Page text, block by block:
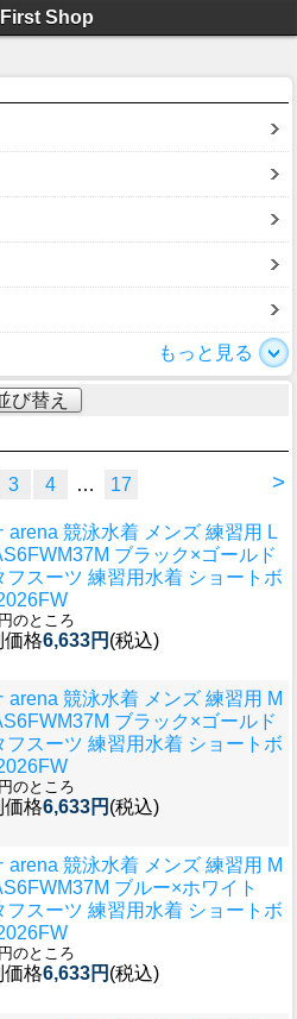
First Shop
もっと見る
び替え
>
3 4 … 17
arena 競泳水着 メンズ 練習用 L
ブラック×ゴールド
フスーツ 練習用水着 ショートボ
のところ
価格6,633円 (税込)
arena 競泳水着 メンズ 練習用 M
ブラック×ゴールド
フスーツ 練習用水着 ショートボ
のところ
価格6,633円 (税込)
arena 競泳水着 メンズ 練習用 M
ブルー×ホワイト
フスーツ 練習用水着 ショートボ
のところ
価格6,633円 (税込)